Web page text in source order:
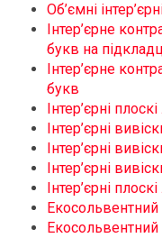
Об’ємні
Інтер’єрне
букв на
Інтер’єрне
букв
Інтер’єрні
Інтер’єрні
Інтер’єрні
Інтер’єрні
Інтер’єрні
Екосольвентний